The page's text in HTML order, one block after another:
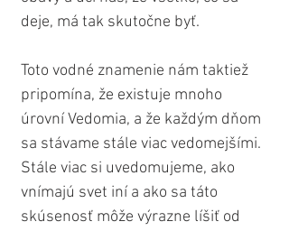
deje, má tak skutočne byť.
Toto vodné znamenie nám taktiež
pripomína, že existuje mnoho
úrovní Vedomia, a že každým dňom
sa stávame stále viac vedomejšími.
Stále viac si uvedomujeme, ako
vnímajú svet iní a ako sa táto
skúsenosť môže výrazne líšiť od